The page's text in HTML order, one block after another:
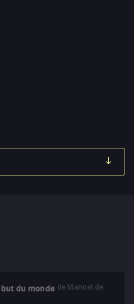
du monde de Manoel de